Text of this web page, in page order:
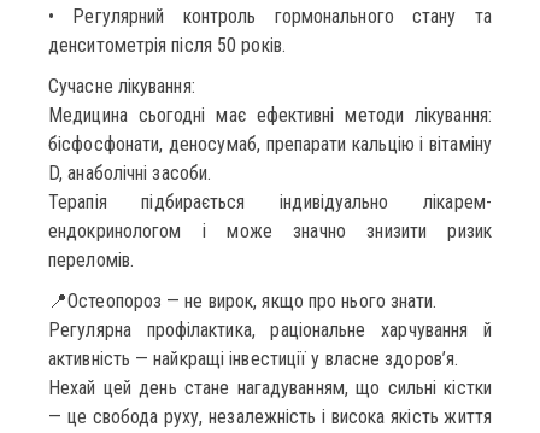
• Регулярний контроль гормонального стану та
денситометрія після 50 років.
Сучасне лікування:
Медицина сьогодні має ефективні методи лікування:
бісфосфонати, деносумаб, препарати кальцію і вітаміну
D, анаболічні засоби.
Терапія підбирається індивідуально лікарем-
ендокринологом і може значно знизити ризик
переломів.
📍Остеопороз — не вирок, якщо про нього знати.
Регулярна профілактика, раціональне харчування й
активність — найкращі інвестиції у власне здоров’я.
Нехай цей день стане нагадуванням, що сильні кістки
— це свобода руху, незалежність і висока якість життя